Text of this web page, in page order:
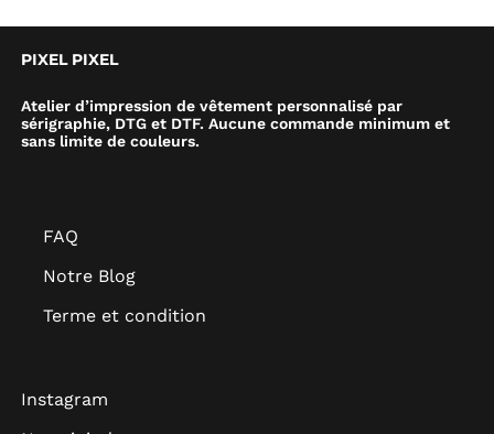
PIXEL PIXEL
Atelier d’impression de vêtement personnalisé par
sérigraphie, DTG et DTF. Aucune commande minimum et
sans limite de couleurs.
FAQ
Notre Blog
Terme et condition
Instagram